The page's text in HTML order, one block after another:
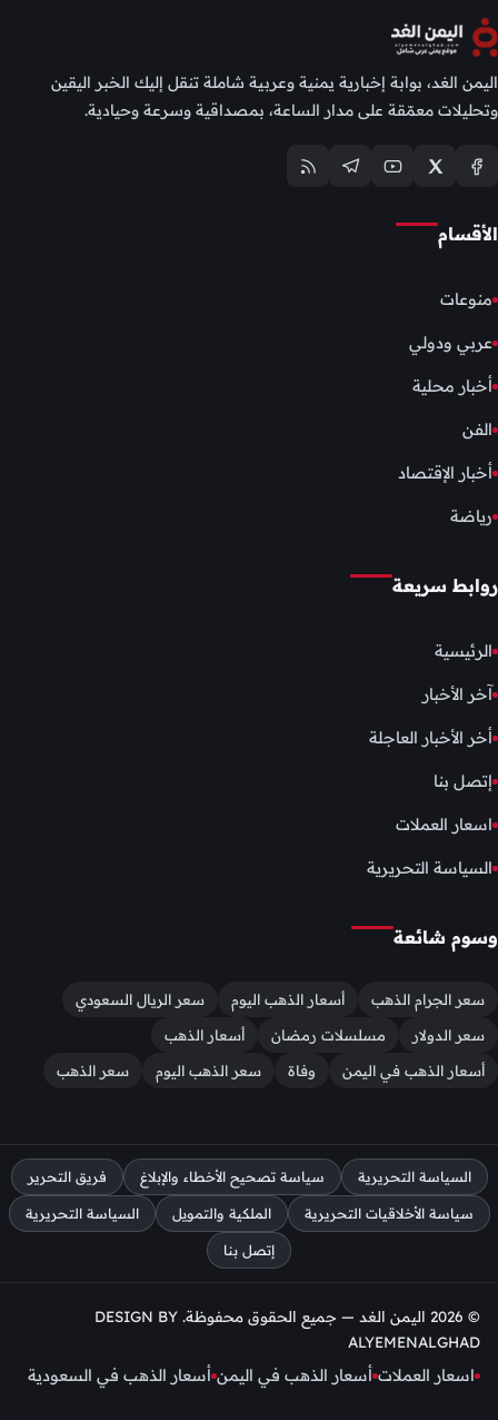
اليمن الغد، بوابة إخبارية يمنية وعربية شاملة تنقل إليك الخبر اليقين
وتحليلات معمّقة على مدار الساعة، بمصداقية وسرعة وحيادية.
الأقسام
منوعات
عربي ودولي
أخبار محلية
الفن
أخبار الإقتصاد
رياضة
روابط سريعة
الرئيسية
آخر الأخبار
أخر الأخبار العاجلة
إتصل بنا
اسعار العملات
السياسة التحريرية
وسوم شائعة
سعر الجرام الذهب أسعار الذهب اليوم
سعر الريال السعودي
سعر الدولار
مسلسلات رمضان
أسعار الذهب
أسعار الذهب في اليمن
وفاة سعر الذهب اليوم سعر الذهب
السياسة التحريرية سياسة تصحيح الأخطاء والإبلاغ فريق التحرير
سياسة الأخلاقيات التحريرية الملكية والتمويل السياسة التحريرية
إتصل بنا
© 2026 اليمن الغد — جميع الحقوق محفوظة. DESIGN BY
ALYEMENALGHAD
اسعار العملات أسعار الذهب في اليمن أسعار الذهب في السعودية